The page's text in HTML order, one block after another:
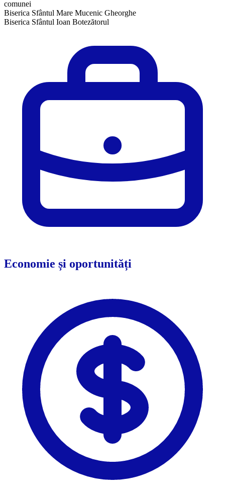
comunei
Biserica Sfântul Mare Mucenic Gheorghe
Biserica Sfântul Ioan Botezătorul
Economie și oportunități